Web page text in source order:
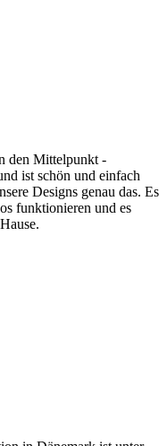
den Mittelpunkt -
ist schön und einfach
Designs genau das. Es
funktionieren und es